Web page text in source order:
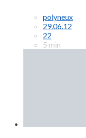
polyneux
29.06.12
22
5 min